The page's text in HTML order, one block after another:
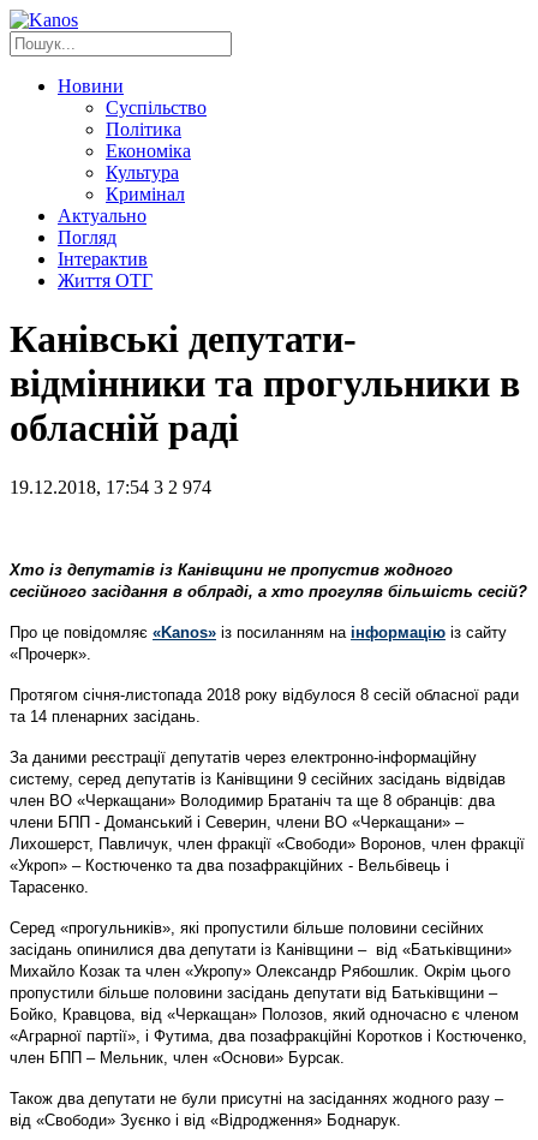
Новини
Суспільство
Політика
Економіка
Культура
Кримінал
Актуально
Погляд
Інтерактив
Життя ОТГ
Канівські депутати-
відмінники та прогульники в
обласній раді
19.12.2018, 17:54 3 2 974
Хто із депутатів із Канівщини не пропустив жодного
сесійного засідання в облраді, а хто прогуляв більшість сесій?
Про це повідомляє «Kanos» із посиланням на інформацію із сайту
«Прочерк».
Протягом січня-листопада 2018 року відбулося 8 сесій обласної ради
та 14 пленарних засідань.
За даними реєстрації депутатів через електронно-інформаційну
систему, серед депутатів із Канівщини 9 сесійних засідань відвідав
член ВО «Черкащани» Володимир Братаніч та ще 8 обранців: два
члени БПП - Доманський і Северин, члени ВО «Черкащани» –
Лихошерст, Павличук, член фракції «Свободи» Воронов, член фракції
«Укроп» – Костюченко та два позафракційних - Вельбівець і
Тарасенко.
Серед «прогульників», які пропустили більше половини сесійних
засідань опинилися два депутати із Канівщини – від «Батьківщини»
Михайло Козак та член «Укропу» Олександр Рябошлик. Окрім цього
пропустили більше половини засідань депутати від Батьківщини –
Бойко, Кравцова, від «Черкащан» Полозов, який одночасно є членом
«Аграрної партії», і Футима, два позафракційні Коротков і Костюченко,
член БПП – Мельник, член «Основи» Бурсак.
Також два депутати не були присутні на засіданнях жодного разу –
від «Свободи» Зуєнко і від «Відродження» Боднарук.